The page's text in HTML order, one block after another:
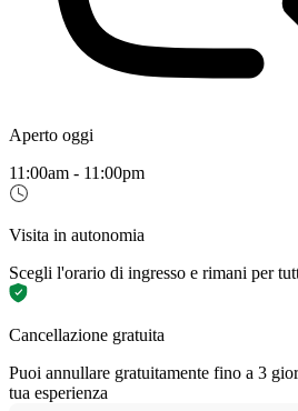
Aperto oggi
11:00am - 11:00pm
Visita in autonomia
Scegli l'orario di ingresso e rimani per
Cancellazione gratuita
Puoi annullare gratuitamente fino a 3
tua esperienza